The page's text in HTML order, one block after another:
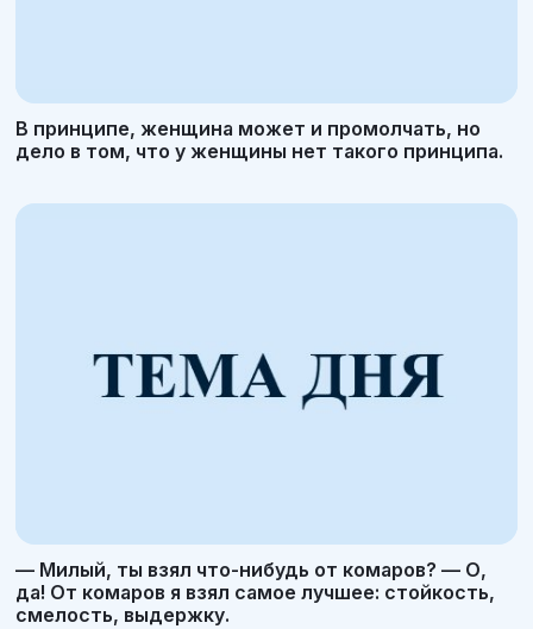
В принципе, женщина может и промолчать, но
дело в том, что у женщины нет такого принципа.
— Милый, ты взял что-нибудь от комаров? — О,
да! От комаров я взял самое лучшее: стойкость,
смелость, выдержку.